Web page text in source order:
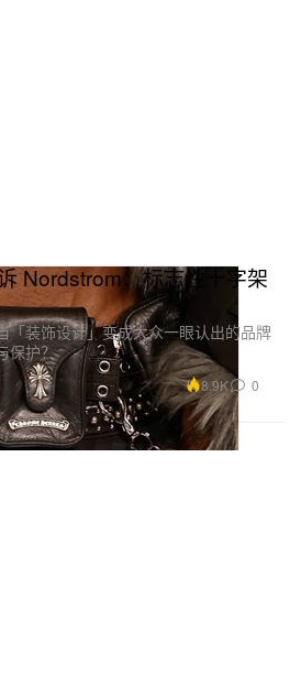
Nordstrom：标志性十字架
「装饰设计」变成大众一眼认出的品牌
保护？
8.9K 0